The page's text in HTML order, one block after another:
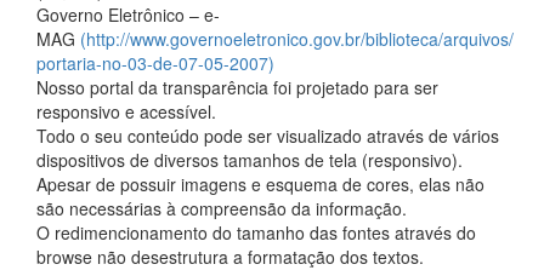
Governo Eletrônico – e-
MAG (http://www.governoeletronico.gov.br/biblioteca/arquivos/
portaria-no-03-de-07-05-2007)
Nosso portal da transparência foi projetado para ser
responsivo e acessível.
Todo o seu conteúdo pode ser visualizado através de vários
dispositivos de diversos tamanhos de tela (responsivo).
Apesar de possuir imagens e esquema de cores, elas não
são necessárias à compreensão da informação.
O redimencionamento do tamanho das fontes através do
browse não desestrutura a formatação dos textos.